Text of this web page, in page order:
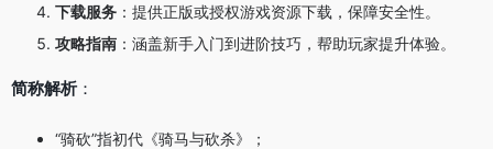
下载服务 ：提供正版或授权游戏资源下载，保障安全性。
攻略指南 ：涵盖新手入门到进阶技巧，帮助玩家提升体验。
简称解析：
“骑砍”指初代《骑马与砍杀》；